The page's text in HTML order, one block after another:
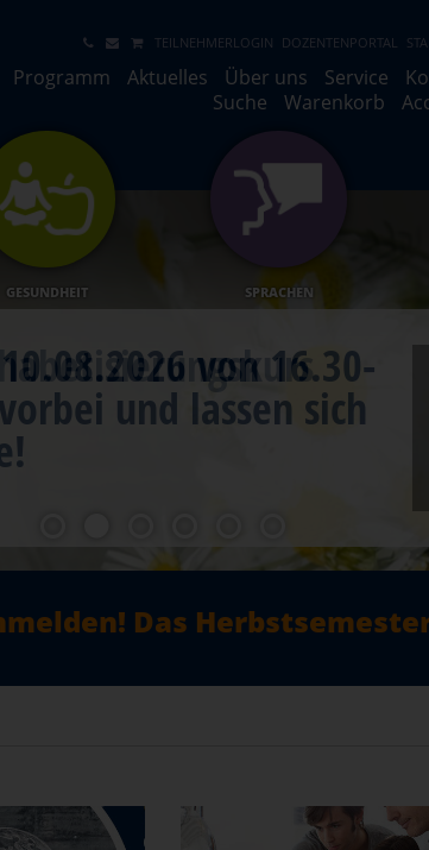
TEILNEHMERLOGIN DOZENTENPORTAL
Programm Aktuelles Über uns Service
Suche
Warenkorb
GESUNDHEIT SPRACHEN
Das